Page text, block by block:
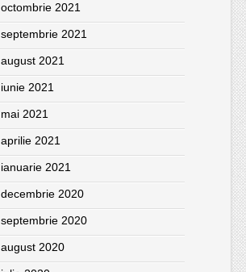
octombrie 2021
septembrie 2021
august 2021
iunie 2021
mai 2021
aprilie 2021
ianuarie 2021
decembrie 2020
septembrie 2020
august 2020